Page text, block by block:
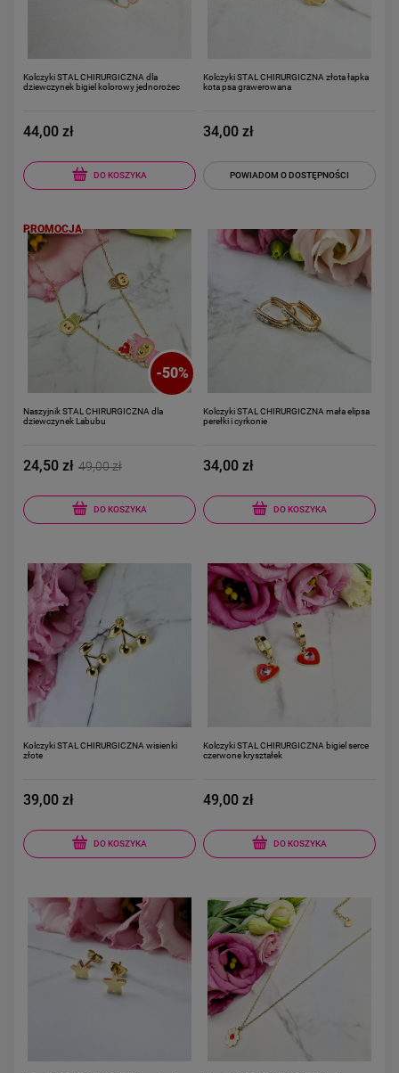
Kolczyki STAL CHIRURGICZNA dla
dziewczynek bigiel kolorowy jednorożec
44,00 zł
DO KOSZYKA
Kolczyki STAL CHIRURGICZNA złota łapka
kota psa grawerowana
34,00 zł
POWIADOM O DOSTĘPNOŚCI
-50%
Naszyjnik STAL CHIRURGICZNA dla
dziewczynek Labubu
24,50 zł 49,00 zł
DO KOSZYKA
PROMOCJA
Kolczyki STAL CHIRURGICZNA mała elipsa
perełki i cyrkonie
34,00 zł
DO KOSZYKA
Kolczyki STAL CHIRURGICZNA wisienki
złote
39,00 zł
DO KOSZYKA
Kolczyki STAL CHIRURGICZNA bigiel serce
czerwone kryształek
49,00 zł
DO KOSZYKA